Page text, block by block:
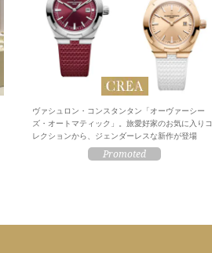
ヴァシュロン・コンスタンタン「オーヴァーシー
ズ・オートマティック」。旅愛好家のお気に入りコ
レクションから、ジェンダーレスな新作が登場